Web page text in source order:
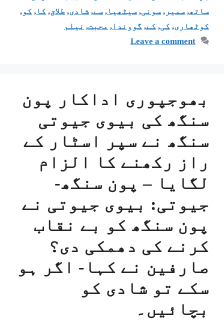
ساتھ, سمیر , سونی, سیٹھیا , سے, شادی, طلاق, کا , کو,
کوٹھاری, کی, کے, گووندا , محبت, نیلم
Leave a comment
بھوجپوری اداکار پون
سنگھ کی بیوی جیوتی
سنگھ نے سپر اسٹار کے
راز رکھنے کا الزام
لگایا – پون سنگھ-
جیوتی: بیوی جیوتی نے
پون سنگھ کو بے نقاب
کرنے کی دھمکی دی؟
صارفین نے کہا- اگر ہو
سکے تو شادی کو
بچائیں۔